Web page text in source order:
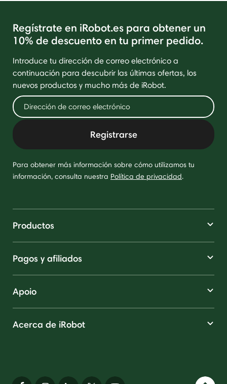
Regístrate en iRobot.es para obtener un
10% de descuento en tu primer pedido.
Introduce tu dirección de correo electrónico a
continuación para descubrir las últimas ofertas, los
nuevos productos y mucho más de iRobot.
Registrarse
Para obtener más información sobre cómo utilizamos tu
información, consulta nuestra Política de privacidad.
Productos
Pagos y afiliados
Apoio
Acerca de iRobot